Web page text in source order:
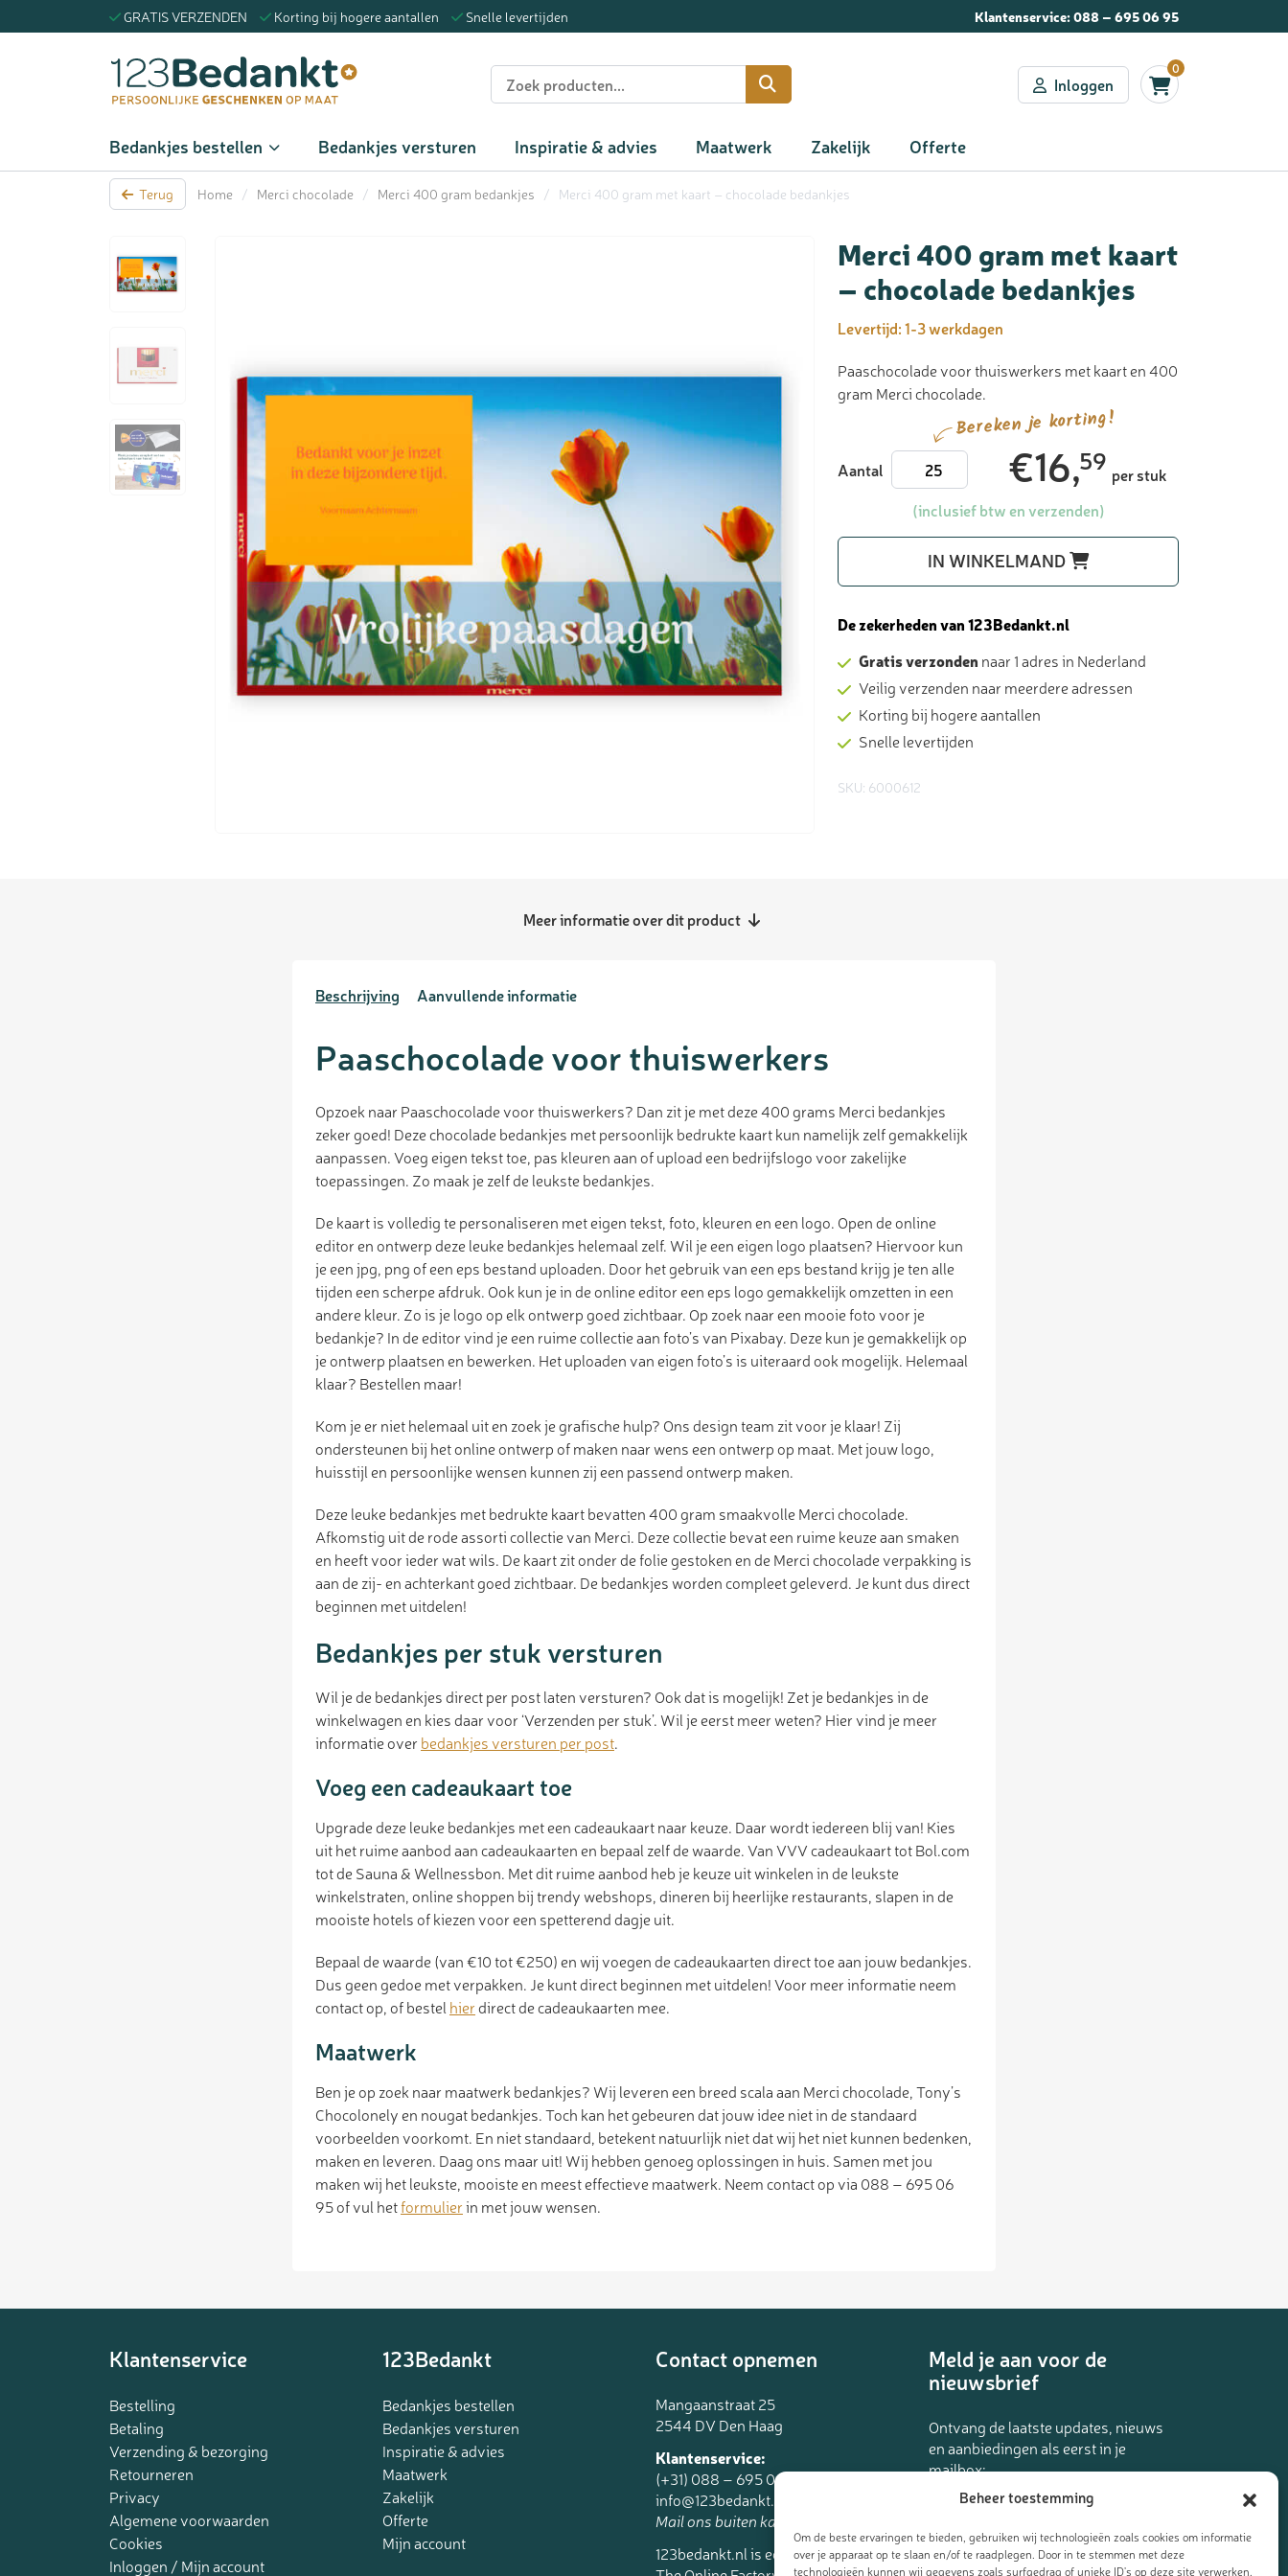
Beheer toestemming
Om de beste ervaringen te bieden, gebruiken wij technologieën zoals cookies om informatie
over je apparaat op te slaan en/of te raadplegen. Door in te stemmen met deze
technologieën kunnen wij gegevens zoals surfgedrag of unieke ID's op deze site verwerken.
GRATIS VERZENDEN Korting bij hogere aantallen Snelle levertijden Klantenservice:088 – 695 06 95
Inloggen
0
Bedankjes bestellen Bedankjes versturen Inspiratie & advies Maatwerk Zakelijk Offerte
Terug Home / Merci chocolade / Merci 400 gram bedankjes / Merci 400 gram met kaart – chocolade bedankjes
Merci 400 gram met kaart
– chocolade bedankjes
Levertijd:1-3 werkdagen
Paaschocolade voor thuiswerkers met kaart en 400
gram Merci chocolade.
Bereken je korting!
Aantal Merci
400
gram
bedankjes
€16,59 per stuk
(inclusief btw en verzenden)
IN WINKELMAND
De zekerheden van 123Bedankt.nl
Gratis verzonden naar 1 adres in Nederland
Veilig verzenden naar meerdere adressen
Korting bij hogere aantallen
Snelle levertijden
SKU: 6000612
Meer informatie over dit product
Beschrijving Aanvullende informatie
Paaschocolade voor thuiswerkers
Opzoek naar Paaschocolade voor thuiswerkers? Dan zit je met deze 400 grams Merci bedankjes
zeker goed! Deze chocolade bedankjes met persoonlijk bedrukte kaart kun namelijk zelf gemakkelijk
aanpassen. Voeg eigen tekst toe, pas kleuren aan of upload een bedrijfslogo voor zakelijke
toepassingen. Zo maak je zelf de leukste bedankjes.
De kaart is volledig te personaliseren met eigen tekst, foto, kleuren en een logo. Open de online
editor en ontwerp deze leuke bedankjes helemaal zelf. Wil je een eigen logo plaatsen? Hiervoor kun
je een jpg, png of een eps bestand uploaden. Door het gebruik van een eps bestand krijg je ten alle
tijden een scherpe afdruk. Ook kun je in de online editor een eps logo gemakkelijk omzetten in een
andere kleur. Zo is je logo op elk ontwerp goed zichtbaar. Op zoek naar een mooie foto voor je
bedankje? In de editor vind je een ruime collectie aan foto’s van Pixabay. Deze kun je gemakkelijk op
je ontwerp plaatsen en bewerken. Het uploaden van eigen foto’s is uiteraard ook mogelijk. Helemaal
klaar? Bestellen maar!
Kom je er niet helemaal uit en zoek je grafische hulp? Ons design team zit voor je klaar! Zij
ondersteunen bij het online ontwerp of maken naar wens een ontwerp op maat. Met jouw logo,
huisstijl en persoonlijke wensen kunnen zij een passend ontwerp maken.
Deze leuke bedankjes met bedrukte kaart bevatten 400 gram smaakvolle Merci chocolade.
Afkomstig uit de rode assorti collectie van Merci. Deze collectie bevat een ruime keuze aan smaken
en heeft voor ieder wat wils. De kaart zit onder de folie gestoken en de Merci chocolade verpakking is
aan de zij- en achterkant goed zichtbaar. De bedankjes worden compleet geleverd. Je kunt dus direct
beginnen met uitdelen!
Bedankjes per stuk versturen
Wil je de bedankjes direct per post laten versturen? Ook dat is mogelijk! Zet je bedankjes in de
winkelwagen en kies daar voor ‘Verzenden per stuk’. Wil je eerst meer weten? Hier vind je meer
informatie over bedankjes versturen per post.
Voeg een cadeaukaart toe
Upgrade deze leuke bedankjes met een cadeaukaart naar keuze. Daar wordt iedereen blij van! Kies
uit het ruime aanbod aan cadeaukaarten en bepaal zelf de waarde. Van VVV cadeaukaart tot Bol.com
tot de Sauna & Wellnessbon. Met dit ruime aanbod heb je keuze uit winkelen in de leukste
winkelstraten, online shoppen bij trendy webshops, dineren bij heerlijke restaurants, slapen in de
mooiste hotels of kiezen voor een spetterend dagje uit.
Bepaal de waarde (van €10 tot €250) en wij voegen de cadeaukaarten direct toe aan jouw bedankjes.
Dus geen gedoe met verpakken. Je kunt direct beginnen met uitdelen! Voor meer informatie neem
contact op, of bestel hierdirect de cadeaukaarten mee.
Maatwerk
Ben je op zoek naar maatwerk bedankjes? Wij leveren een breed scala aan Merci chocolade, Tony’s
Chocolonely en nougat bedankjes. Toch kan het gebeuren dat jouw idee niet in de standaard
voorbeelden voorkomt. En niet standaard, betekent natuurlijk niet dat wij het niet kunnen bedenken,
maken en leveren. Daag ons maar uit! Wij hebben genoeg oplossingen in huis. Samen met jou
maken wij het leukste, mooiste en meest effectieve maatwerk. Neem contact op via 088 – 695 06
95 of vul hetformulierin met jouw wensen.
Klantenservice
Bestelling
Betaling
Verzending & bezorging
Retourneren
Privacy
Algemene voorwaarden
Cookies
Inloggen / Mijn account
123Bedankt
Bedankjes bestellen
Bedankjes versturen
Inspiratie & advies
Maatwerk
Zakelijk
Offerte
Mijn account
Contact opnemen
Mangaanstraat 25
2544 DV Den Haag
Klantenservice:
(+31) 088 – 695 06 95
info@123bedankt.nl
Mail ons buiten kantoortijden.
123bedankt.nl is een onderdeel van
Meld je aan voor de
nieuwsbrief
Ontvang de laatste updates, nieuws
en aanbiedingen als eerst in je
mailbox: